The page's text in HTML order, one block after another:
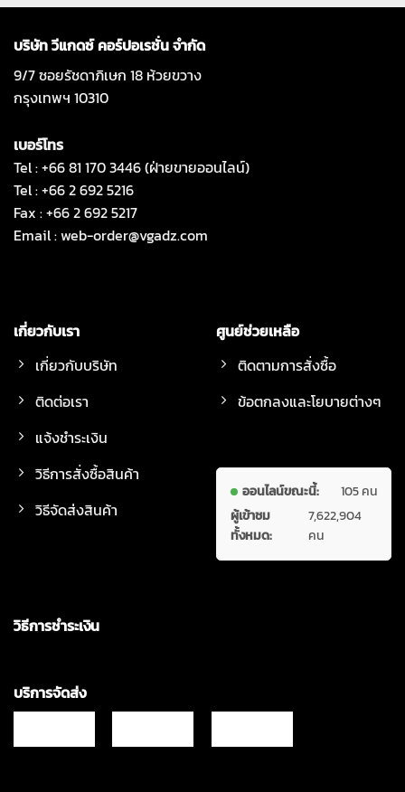
บริษัท วีแกดซ์ คอร์ปอเรชั่น จำกัด
9/7 ซอยรัชดาภิเษก 18 ห้วยขวาง
กรุงเทพฯ 10310
เบอร์โทร
Tel : +66 81 170 3446 (ฝ่ายขายออนไลน์)
Tel : +66 2 692 5216
Fax : +66 2 692 5217
Email :web-order@vgadz.com
เกี่ยวกับเรา
เกี่ยวกับบริษัท
ติดต่อเรา
แจ้งชำระเงิน
วิธีการสั่งซื้อสินค้า
วิธีจัดส่งสินค้า
ศูนย์ช่วยเหลือ
ติดตามการสั่งซื้อ
ข้อตกลงและโยบายต่างๆ
ออนไลน์ขณะนี้:
105 คน
ผู้เข้าชม
ทั้งหมด:
7,622,904
คน
วิธีการชำระเงิน
บริการจัดส่ง